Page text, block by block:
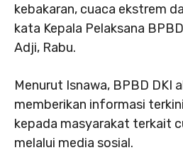
kebakaran, cuaca ekstrem
kata Kepala Pelaksana
Adji, Rabu.
Menurut Isnawa, BPBD DKI
memberikan informasi
kepada masyarakat terkait
melalui media sosial.